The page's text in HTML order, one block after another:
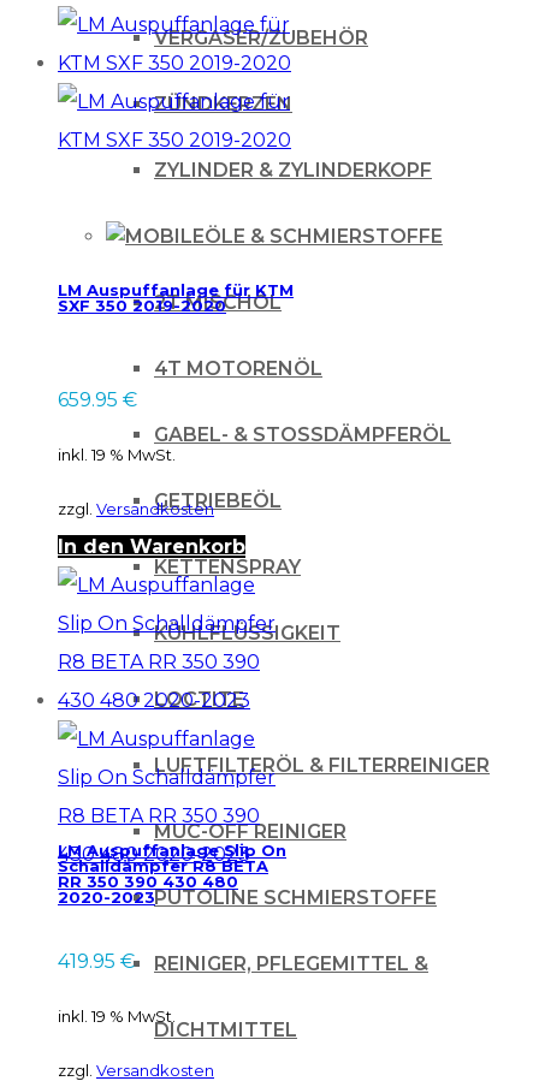
VERGASER/ZUBEHÖR
ZÜNDKERZEN
ZYLINDER & ZYLINDERKOPF
ÖLE & SCHMIERSTOFFE
2T MISCHÖL
4T MOTORENÖL
GABEL- & STOSSDÄMPFERÖL
GETRIEBEÖL
KETTENSPRAY
KÜHLFLÜSSIGKEIT
LOCTITE
LUFTFILTERÖL & FILTERREINIGER
MUC-OFF REINIGER
PUTOLINE SCHMIERSTOFFE
REINIGER, PFLEGEMITTEL &
DICHTMITTEL
LM Auspuffanlage für KTM
SXF 350 2019-2020
659.95 €
inkl. 19 % MwSt.
zzgl. Versandkosten
In den Warenkorb
LM Auspuffanlage Slip On
Schalldämpfer R8 BETA
RR 350 390 430 480
2020-2023
419.95 €
inkl. 19 % MwSt.
zzgl. Versandkosten